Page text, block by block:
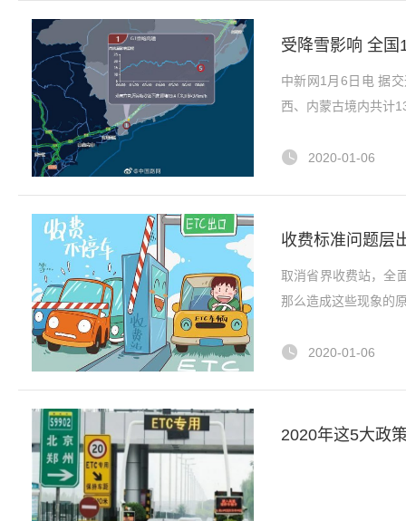
受降雪影响 全国
中新网1月6日电 据
西、内蒙古境内共计
2020-01-06
收费标准问题层
取消省界收费站，全
那么造成这些现象的
2020-01-06
2020年这5大政